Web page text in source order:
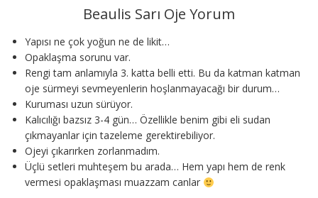
Beaulis Sarı Oje Yorum
Yapısı ne çok yoğun ne de likit…
Opaklaşma sorunu var.
Rengi tam anlamıyla 3. katta belli etti. Bu da katman katman
oje sürmeyi sevmeyenlerin hoşlanmayacağı bir durum…
Kuruması uzun sürüyor.
Kalıcılığı bazsız 3-4 gün… Özellikle benim gibi eli sudan
çıkmayanlar için tazeleme gerektirebiliyor.
Ojeyi çıkarırken zorlanmadım.
Üçlü setleri muhteşem bu arada… Hem yapı hem de renk
vermesi opaklaşması muazzam canlar